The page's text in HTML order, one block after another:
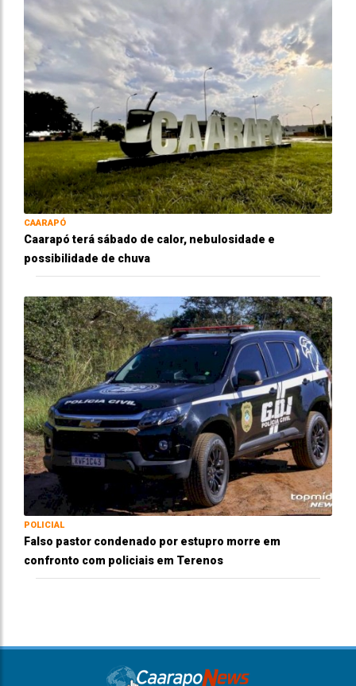
CAARAPÓ
Caarapó terá sábado de calor, nebulosidade e
possibilidade de chuva
POLICIAL
Falso pastor condenado por estupro morre em
confronto com policiais em Terenos